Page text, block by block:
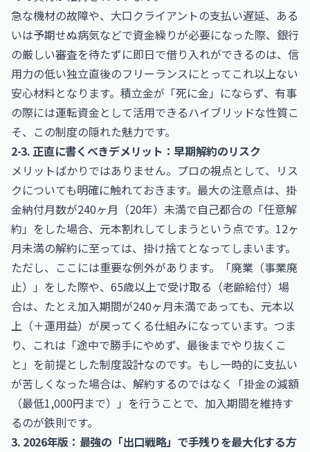
急な機材の故障や、大口クライアントの支払い遅延、ある
いは予期せぬ病気などで資金繰りが必要になった際、銀行
の厳しい審査を待たずに即日で借り入れができるのは、信
用力の低い独立直後のフリーランスにとってこれ以上ない
安心材料となります。積立金が「死に金」にならず、有事
の際には運転資金として活用できるハイブリッドな性質こ
そ、この制度の隠れた魅力です。
2-3. 正直に書くべきデメリット：早期解約のリスク
メリットばかりではありません。プロの視点として、リス
クについても明確に触れておきます。最大の注意点は、掛
金納付月数が240ヶ月（20年）未満で自己都合の「任意解
約」をした場合、元本割れしてしまうという点です。12ヶ
月未満の解約に至っては、掛け捨てとなってしまいます。
ただし、ここには重要な例外があります。「廃業（事業廃
止）」をした際や、65歳以上で受け取る（老齢給付）場
合は、たとえ加入期間が240ヶ月未満であっても、元本以
上（＋運用益）が戻ってくる仕組みになっています。つま
り、これは「途中で勝手にやめず、最後までやり抜くこ
と」を前提とした制度設計なのです。もし一時的に支払い
が苦しくなった場合は、解約するのではなく「掛金の減額
（最低1,000円まで）」を行うことで、加入期間を維持す
るのが鉄則です。
3. 2026年版：最強の「出口戦略」で手残りを最大化する方